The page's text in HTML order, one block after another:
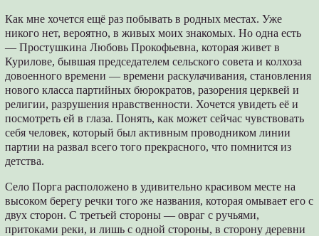
Как мне хочется ещё раз побывать в родных местах. Уже
никого нет, вероятно, в живых моих знакомых. Но одна есть
— Простушкина Любовь Прокофьевна, которая живет в
Курилове, бывшая председателем сельского совета и колхоза
довоенного времени — времени раскулачивания, становления
нового класса партийных бюрократов, разорения церквей и
религии, разрушения нравственности. Хочется увидеть её и
посмотреть ей в глаза. Понять, как может сейчас чувствовать
себя человек, который был активным проводником линии
партии на развал всего того прекрасного, что помнится из
детства.
Село Порга расположено в удивительно красивом месте на
высоком берегу речки того же названия, которая омывает его с
двух сторон. С третьей стороны — овраг с ручьями,
притоками реки, и лишь с одной стороны, в сторону деревни